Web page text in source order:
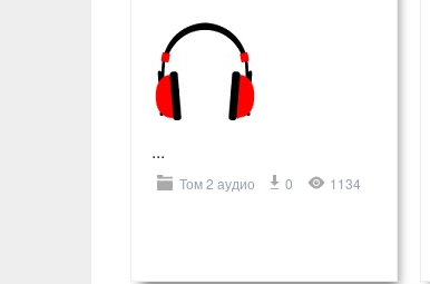
...
Том 2 аудио 0 1134